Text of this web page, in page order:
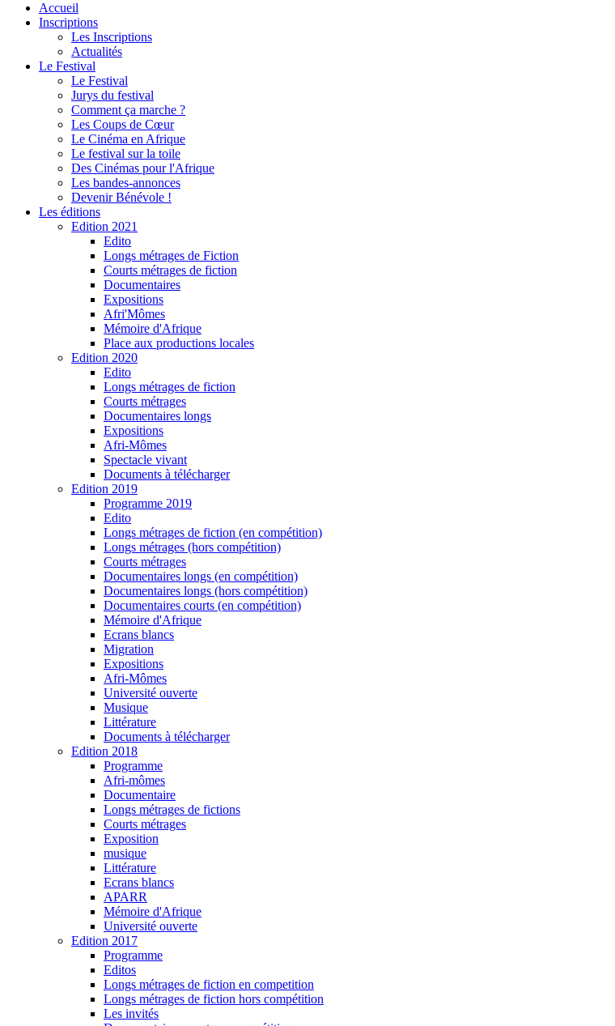
Accueil
Inscriptions
Les Inscriptions
Actualités
Le Festival
Le Festival
Jurys du festival
Comment ça marche ?
Les Coups de Cœur
Le Cinéma en Afrique
Le festival sur la toile
Des Cinémas pour l'Afrique
Les bandes-annonces
Devenir Bénévole !
Les éditions
Edition 2021
Edito
Longs métrages de Fiction
Courts métrages de fiction
Documentaires
Expositions
Afri'Mômes
Mémoire d'Afrique
Place aux productions locales
Edition 2020
Edito
Longs métrages de fiction
Courts métrages
Documentaires longs
Expositions
Afri-Mômes
Spectacle vivant
Documents à télécharger
Edition 2019
Programme 2019
Edito
Longs métrages de fiction (en compétition)
Longs métrages (hors compétition)
Courts métrages
Documentaires longs (en compétition)
Documentaires longs (hors compétition)
Documentaires courts (en compétition)
Mémoire d'Afrique
Ecrans blancs
Migration
Expositions
Afri-Mômes
Université ouverte
Musique
Littérature
Documents à télécharger
Edition 2018
Programme
Afri-mômes
Documentaire
Longs métrages de fictions
Courts métrages
Exposition
musique
Littérature
Ecrans blancs
APARR
Mémoire d'Afrique
Université ouverte
Edition 2017
Programme
Editos
Longs métrages de fiction en competition
Longs métrages de fiction hors compétition
Les invités